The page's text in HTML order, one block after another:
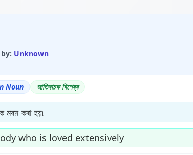
Unknown
Noun জাতিবাচক বিশেষ্য
মৰম কৰা হয়৷
who is loved extensively